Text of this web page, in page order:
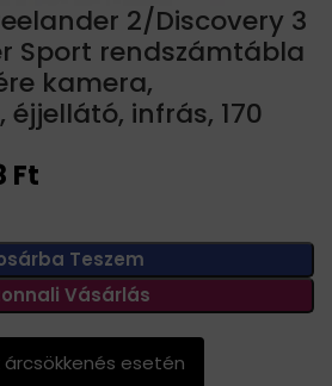
2/Discovery 3
Sport rendszámtábla
kamera,
infrás, 170
Ft
Teszem
Vásárlás
esetén